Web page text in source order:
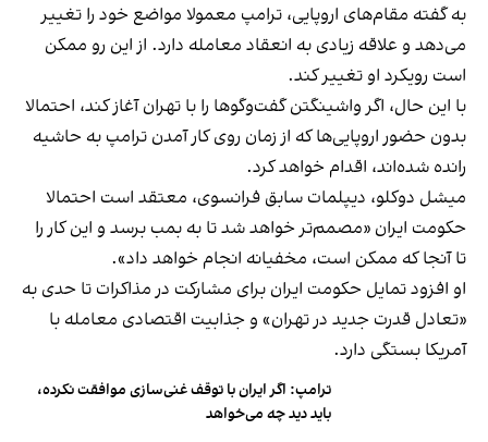
به گفته مقام‌های اروپایی، ترامپ معمولا مواضع خود را تغییر
می‌دهد و علاقه زیادی به انعقاد معامله دارد. از این رو ممکن
است رویکرد او تغییر کند.
با این حال، اگر واشینگتن گفت‌وگوها را با تهران آغاز کند، احتمالا
بدون حضور اروپایی‌ها که از زمان روی کار آمدن ترامپ به حاشیه
رانده شده‌اند، اقدام خواهد کرد.
میشل دوکلو، دیپلمات سابق فرانسوی، معتقد است احتمالا
حکومت ایران «مصمم‌تر خواهد شد تا به بمب برسد و این کار را
تا آنجا که ممکن است، مخفیانه انجام خواهد داد».
او افزود تمایل حکومت ایران برای مشارکت در مذاکرات تا حدی به
«تعادل قدرت جدید در تهران» و جذابیت اقتصادی معامله با
آمریکا بستگی دارد.
ترامپ: اگر ایران با توقف غنی‌سازی موافقت نکرده،
باید دید چه می‌خواهد